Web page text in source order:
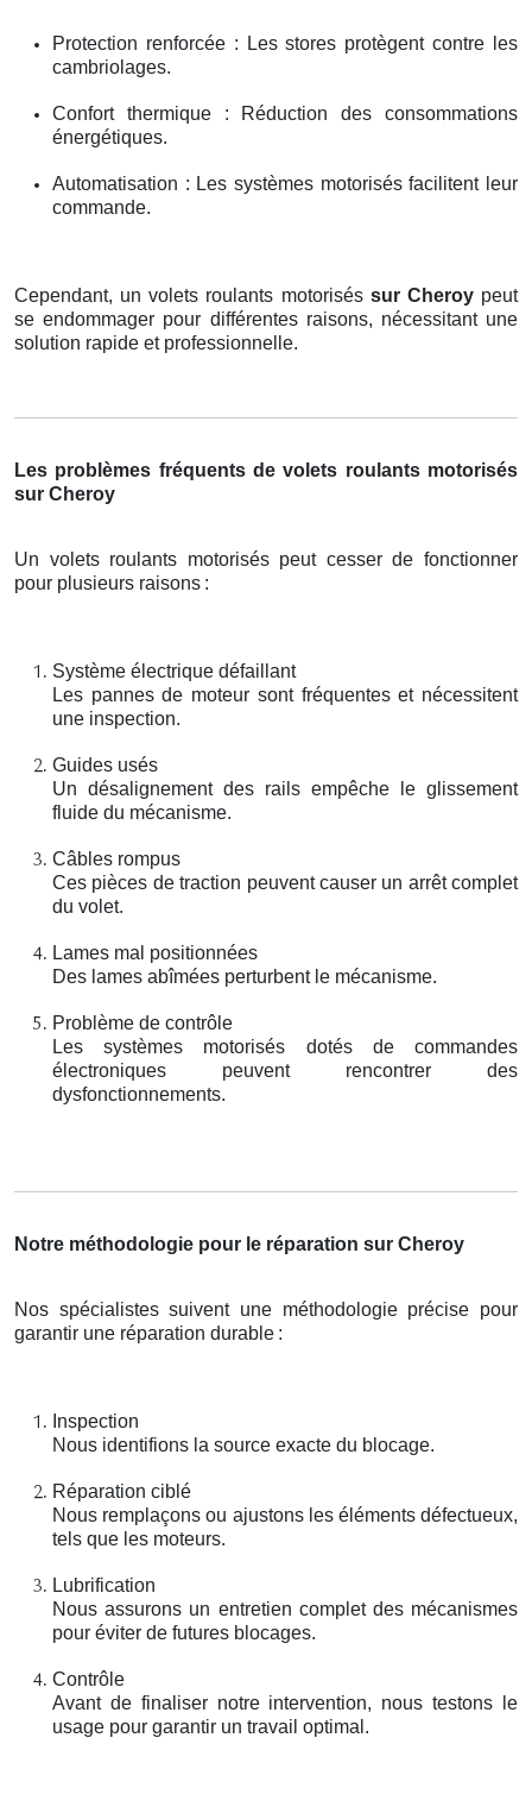
Protection renforcée : Les stores protègent contre les
cambriolages.
Confort thermique : Réduction des consommations
énergétiques.
Automatisation : Les systèmes motorisés facilitent leur
commande.
Cependant, un volets roulants motorisés sur Cheroy peut
se endommager pour différentes raisons, nécessitant une
solution rapide et professionnelle.
Les problèmes fréquents de volets roulants motorisés
sur Cheroy
Un volets roulants motorisés peut cesser de fonctionner
pour plusieurs raisons :
Système électrique défaillant
Les pannes de moteur sont fréquentes et nécessitent
une inspection.
Guides usés
Un désalignement des rails empêche le glissement
fluide du mécanisme.
Câbles rompus
Ces pièces de traction peuvent causer un arrêt complet
du volet.
Lames mal positionnées
Des lames abîmées perturbent le mécanisme.
Problème de contrôle
Les systèmes motorisés dotés de commandes
électroniques peuvent rencontrer des
dysfonctionnements.
Notre méthodologie pour le réparation sur Cheroy
Nos spécialistes suivent une méthodologie précise pour
garantir une réparation durable :
Inspection
Nous identifions la source exacte du blocage.
Réparation ciblé
Nous remplaçons ou ajustons les éléments défectueux,
tels que les moteurs.
Lubrification
Nous assurons un entretien complet des mécanismes
pour éviter de futures blocages.
Contrôle
Avant de finaliser notre intervention, nous testons le
usage pour garantir un travail optimal.